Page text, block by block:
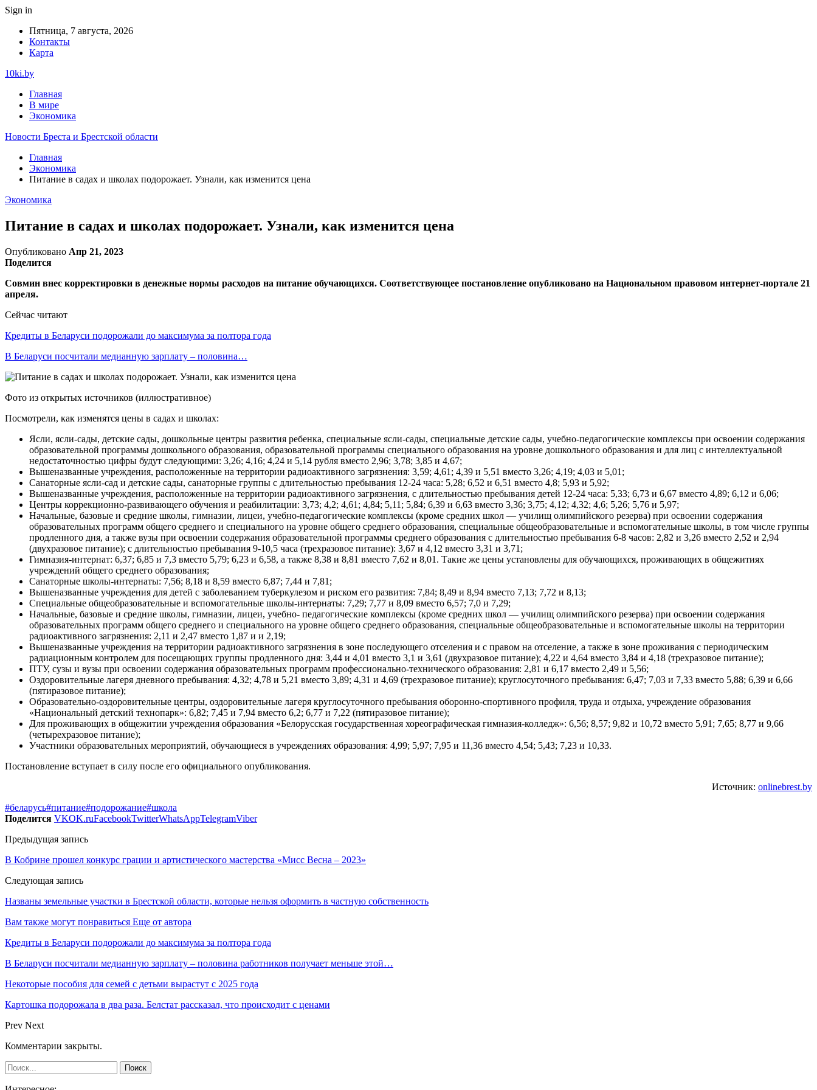
Sign in
Пятница, 7 августа, 2026
Контакты
Карта
10ki.by
Главная
В мире
Экономика
Новости Бреста и Брестской области
Главная
Экономика
Питание в садах и школах подорожает. Узнали, как изменится цена
Экономика
Питание в садах и школах подорожает. Узнали, как изменится цена
Опубликовано Апр 21, 2023
Поделится
Совмин внес корректировки в денежные нормы расходов на питание обучающихся. Соответствующее постановление опубликовано на Национальном правовом интернет-портале 21
апреля.
Сейчас читают
Кредиты в Беларуси подорожали до максимума за полтора года
В Беларуси посчитали медианную зарплату – половина…
Фото из открытых источников (иллюстративное)
Посмотрели, как изменятся цены в садах и школах:
Ясли, ясли-сады, детские сады, дошкольные центры развития ребенка, специальные ясли-сады, специальные детские сады, учебно-педагогические комплексы при освоении содержания
образовательной программы дошкольного образования, образовательной программы специального образования на уровне дошкольного образования и для лиц с интеллектуальной
недостаточностью цифры будут следующими: 3,26; 4,16; 4,24 и 5,14 рубля вместо 2,96; 3,78; 3,85 и 4,67;
Вышеназванные учреждения, расположенные на территории радиоактивного загрязнения: 3,59; 4,61; 4,39 и 5,51 вместо 3,26; 4,19; 4,03 и 5,01;
Санаторные ясли-сад и детские сады, санаторные группы с длительностью пребывания 12-24 часа: 5,28; 6,52 и 6,51 вместо 4,8; 5,93 и 5,92;
Вышеназванные учреждения, расположенные на территории радиоактивного загрязнения, с длительностью пребывания детей 12-24 часа: 5,33; 6,73 и 6,67 вместо 4,89; 6,12 и 6,06;
Центры коррекционно-развивающего обучения и реабилитации: 3,73; 4,2; 4,61; 4,84; 5,11; 5,84; 6,39 и 6,63 вместо 3,36; 3,75; 4,12; 4,32; 4,6; 5,26; 5,76 и 5,97;
Начальные, базовые и средние школы, гимназии, лицеи, учебно-педагогические комплексы (кроме средних школ — училищ олимпийского резерва) при освоении содержания
образовательных программ общего среднего и специального на уровне общего среднего образования, специальные общеобразовательные и вспомогательные школы, в том числе группы
продленного дня, а также вузы при освоении содержания образовательной программы среднего образования с длительностью пребывания 6-8 часов: 2,82 и 3,26 вместо 2,52 и 2,94
(двухразовое питание); с длительностью пребывания 9-10,5 часа (трехразовое питание): 3,67 и 4,12 вместо 3,31 и 3,71;
Гимназия-интернат: 6,37; 6,85 и 7,3 вместо 5,79; 6,23 и 6,58, а также 8,38 и 8,81 вместо 7,62 и 8,01. Такие же цены установлены для обучающихся, проживающих в общежитиях
учреждений общего среднего образования;
Санаторные школы-интернаты: 7,56; 8,18 и 8,59 вместо 6,87; 7,44 и 7,81;
Вышеназванные учреждения для детей с заболеванием туберкулезом и риском его развития: 7,84; 8,49 и 8,94 вместо 7,13; 7,72 и 8,13;
Специальные общеобразовательные и вспомогательные школы-интернаты: 7,29; 7,77 и 8,09 вместо 6,57; 7,0 и 7,29;
Начальные, базовые и средние школы, гимназии, лицеи, учебно- педагогические комплексы (кроме средних школ — училищ олимпийского резерва) при освоении содержания
образовательных программ общего среднего и специального на уровне общего среднего образования, специальные общеобразовательные и вспомогательные школы на территории
радиоактивного загрязнения: 2,11 и 2,47 вместо 1,87 и и 2,19;
Вышеназванные учреждения на территории радиоактивного загрязнения в зоне последующего отселения и с правом на отселение, а также в зоне проживания с периодическим
радиационным контролем для посещающих группы продленного дня: 3,44 и 4,01 вместо 3,1 и 3,61 (двухразовое питание); 4,22 и 4,64 вместо 3,84 и 4,18 (трехразовое питание);
ПТУ, сузы и вузы при освоении содержания образовательных программ профессионально-технического образования: 2,81 и 6,17 вместо 2,49 и 5,56;
Оздоровительные лагеря дневного пребывания: 4,32; 4,78 и 5,21 вместо 3,89; 4,31 и 4,69 (трехразовое питание); круглосуточного пребывания: 6,47; 7,03 и 7,33 вместо 5,88; 6,39 и 6,66
(пятиразовое питание);
Образовательно-оздоровительные центры, оздоровительные лагеря круглосуточного пребывания оборонно-спортивного профиля, труда и отдыха, учреждение образования
«Национальный детский технопарк»: 6,82; 7,45 и 7,94 вместо 6,2; 6,77 и 7,22 (пятиразовое питание);
Для проживающих в общежитии учреждения образования «Белорусская государственная хореографическая гимназия-колледж»: 6,56; 8,57; 9,82 и 10,72 вместо 5,91; 7,65; 8,77 и 9,66
(четырехразовое питание);
Участники образовательных мероприятий, обучающиеся в учреждениях образования: 4,99; 5,97; 7,95 и 11,36 вместо 4,54; 5,43; 7,23 и 10,33.
Постановление вступает в силу после его официального опубликования.
Источник: onlinebrest.by
#беларусь#питание#подорожание#школа
Поделится VKOK.ruFacebookTwitterWhatsAppTelegramViber
Предыдущая запись
В Кобрине прошел конкурс грации и артистического мастерства «Мисс Весна – 2023»
Следующая запись
Названы земельные участки в Брестской области, которые нельзя оформить в частную собственность
Вам также могут понравиться Еще от автора
Кредиты в Беларуси подорожали до максимума за полтора года
В Беларуси посчитали медианную зарплату – половина работников получает меньше этой…
Некоторые пособия для семей с детьми вырастут с 2025 года
Картошка подорожала в два раза. Белстат рассказал, что происходит с ценами
Prev Next
Комментарии закрыты.